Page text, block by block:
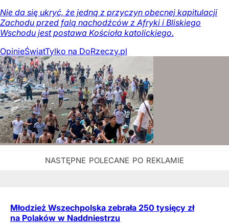
Nie da się ukryć, że jedną z przyczyn obecnej kapitulacji
Zachodu przed falą nachodźców z Afryki i Bliskiego
Wschodu jest postawa Kościoła katolickiego.
OpinieŚwiatTylko na DoRzeczy.pl
Młodzież Wszechpolska zebrała 250 tysięcy zł
na Polaków w Naddniestrzu